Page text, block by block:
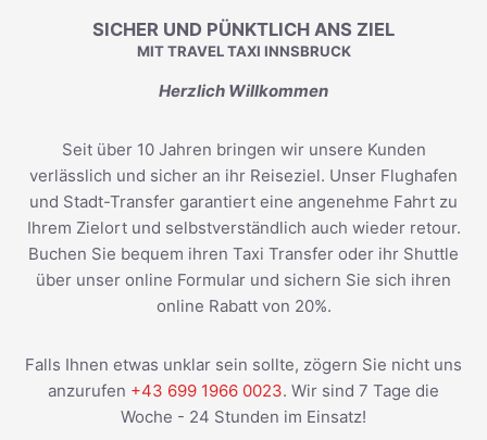
SICHER UND PÜNKTLICH ANS ZIEL
MIT TRAVEL TAXI INNSBRUCK
Herzlich Willkommen
Seit über 10 Jahren bringen wir unsere Kunden
verlässlich und sicher an ihr Reiseziel. Unser Flughafen
und Stadt-Transfer garantiert eine angenehme Fahrt zu
Ihrem Zielort und selbstverständlich auch wieder retour.
Buchen Sie bequem ihren Taxi Transfer oder ihr Shuttle
über unser online Formular und sichern Sie sich ihren
online Rabatt von 20%.
Falls Ihnen etwas unklar sein sollte, zögern Sie nicht uns
anzurufen +43 699 1966 0023. Wir sind 7 Tage die
Woche - 24 Stunden im Einsatz!